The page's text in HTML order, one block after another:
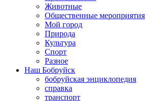
Животные
Общественные мероприятия
Мой город
Природа
Культура
Спорт
Разное
Наш Бобруйск
бобруйская энциклопедия
справка
транспорт